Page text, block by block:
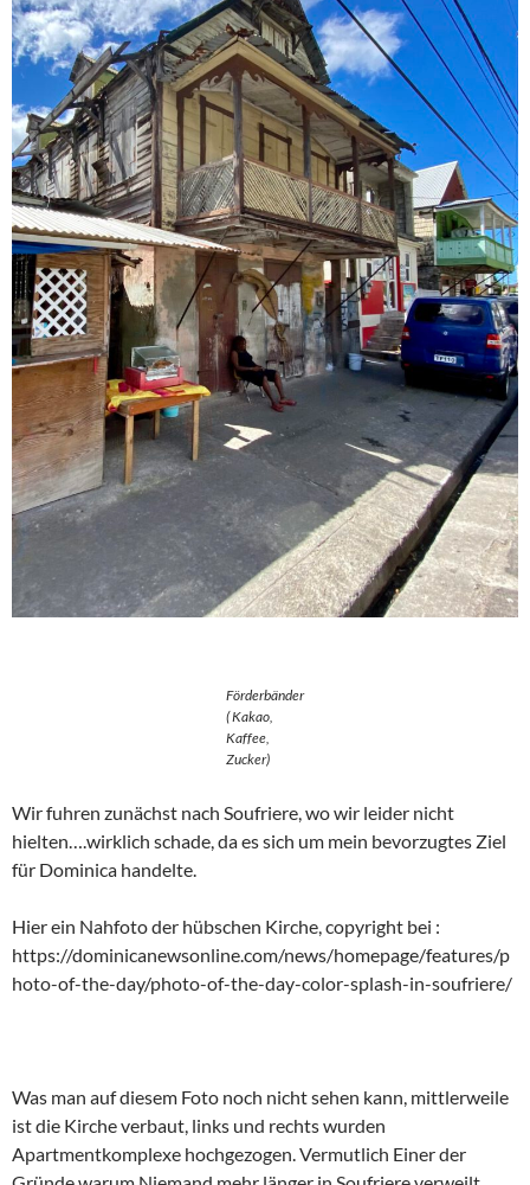
Förderbänder
( Kakao,
Kaffee,
Zucker)
Wir fuhren zunächst nach Soufriere, wo wir leider nicht
hielten….wirklich schade, da es sich um mein bevorzugtes Ziel
für Dominica handelte.
Hier ein Nahfoto der hübschen Kirche, copyright bei :
https://dominicanewsonline.com/news/homepage/features/p
hoto-of-the-day/photo-of-the-day-color-splash-in-soufriere/
Was man auf diesem Foto noch nicht sehen kann, mittlerweile
ist die Kirche verbaut, links und rechts wurden
Apartmentkomplexe hochgezogen. Vermutlich Einer der